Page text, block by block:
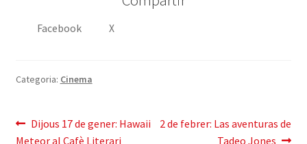
Facebook X
Categoria: Cinema
Navegació
Entrada
anterior:
Dijous 17 de gener: Hawaii
Meteor al Cafè Literari
Pròxima
2 de febrer: Las aventuras de
Tadeo Jones